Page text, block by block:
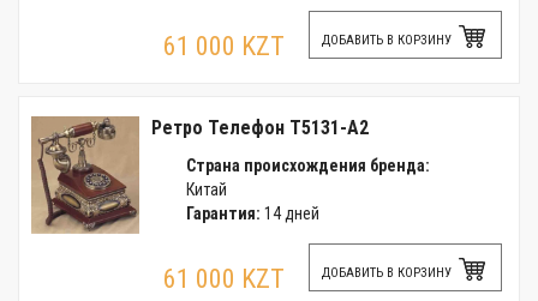
61 000 KZT ДОБАВИТЬ В КОРЗИНУ
Ретро Телефон T5131-A2
Страна происхождения бренда:
Китай
Гарантия: 14 дней
61 000 KZT ДОБАВИТЬ В КОРЗИНУ